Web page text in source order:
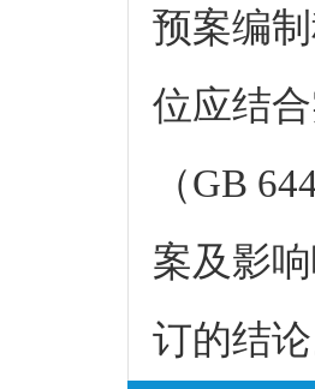
预案编
位应结
（GB
案及影
订的结